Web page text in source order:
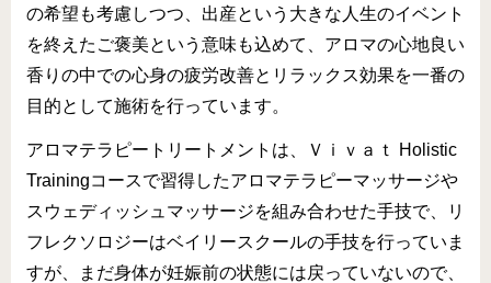
の希望も考慮しつつ、出産という大きな人生のイベント
を終えたご褒美という意味も込めて、アロマの心地良い
香りの中での心身の疲労改善とリラックス効果を一番の
目的として施術を行っています。
アロマテラピートリートメントは、Ｖｉｖａｔ Holistic
Trainingコースで習得したアロマテラピーマッサージや
スウェディッシュマッサージを組み合わせた手技で、リ
フレクソロジーはベイリースクールの手技を行っていま
すが、まだ身体が妊娠前の状態には戻っていないので、